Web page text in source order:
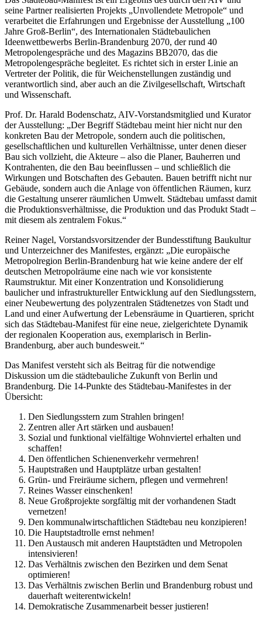
seine Partner realisierten Projekts „Unvollendete Metropole“ und
verarbeitet die Erfahrungen und Ergebnisse der Ausstellung „100
Jahre Groß-Berlin“, des Internationalen Städtebaulichen
Ideenwettbewerbs Berlin-Brandenburg 2070, der rund 40
Metropolengespräche und des Magazins BB2070, das die
Metropolengespräche begleitet. Es richtet sich in erster Linie an
Vertreter der Politik, die für Weichenstellungen zuständig und
verantwortlich sind, aber auch an die Zivilgesellschaft, Wirtschaft
und Wissenschaft.
Prof. Dr. Harald Bodenschatz, AIV-Vorstandsmitglied und Kurator
der Ausstellung: „Der Begriff Städtebau meint hier nicht nur den
konkreten Bau der Metropole, sondern auch die politischen,
gesellschaftlichen und kulturellen Verhältnisse, unter denen dieser
Bau sich vollzieht, die Akteure – also die Planer, Bauherren und
Kontrahenten, die den Bau beeinflussen – und schließlich die
Wirkungen und Botschaften des Gebauten. Bauen betrifft nicht nur
Gebäude, sondern auch die Anlage von öffentlichen Räumen, kurz
die Gestaltung unserer räumlichen Umwelt. Städtebau umfasst damit
die Produktionsverhältnisse, die Produktion und das Produkt Stadt –
mit diesem als zentralem Fokus.“
Reiner Nagel, Vorstandsvorsitzender der Bundesstiftung Baukultur
und Unterzeichner des Manifestes, ergänzt: „Die europäische
Metropolregion Berlin-Brandenburg hat wie keine andere der elf
deutschen Metropolräume eine nach wie vor konsistente
Raumstruktur. Mit einer Konzentration und Konsolidierung
baulicher und infrastruktureller Entwicklung auf den Siedlungsstern,
einer Neubewertung des polyzentralen Städtenetzes von Stadt und
Land und einer Aufwertung der Lebensräume in Quartieren, spricht
sich das Städtebau-Manifest für eine neue, zielgerichtete Dynamik
der regionalen Kooperation aus, exemplarisch in Berlin-
Brandenburg, aber auch bundesweit.“
Das Manifest versteht sich als Beitrag für die notwendige
Diskussion um die städtebauliche Zukunft von Berlin und
Brandenburg. Die 14-Punkte des Städtebau-Manifestes in der
Übersicht:
Den Siedlungsstern zum Strahlen bringen!
Zentren aller Art stärken und ausbauen!
Sozial und funktional vielfältige Wohnviertel erhalten und
schaffen!
Den öffentlichen Schienenverkehr vermehren!
Hauptstraßen und Hauptplätze urban gestalten!
Grün- und Freiräume sichern, pflegen und vermehren!
Reines Wasser einschenken!
Neue Großprojekte sorgfältig mit der vorhandenen Stadt
vernetzen!
Den kommunalwirtschaftlichen Städtebau neu konzipieren!
Die Hauptstadtrolle ernst nehmen!
Den Austausch mit anderen Hauptstädten und Metropolen
intensivieren!
Das Verhältnis zwischen den Bezirken und dem Senat
optimieren!
Das Verhältnis zwischen Berlin und Brandenburg robust und
dauerhaft weiterentwickeln!
Demokratische Zusammenarbeit besser justieren!